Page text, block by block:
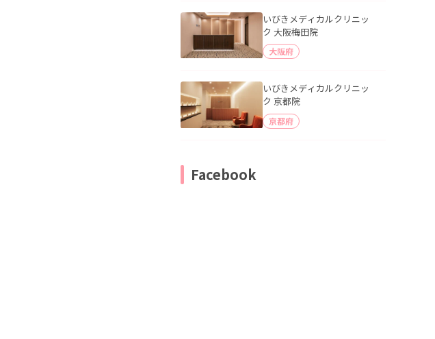
いびきメディカルクリニッ
ク 大阪梅田院
大阪府
いびきメディカルクリニッ
ク 京都院
京都府
Facebook